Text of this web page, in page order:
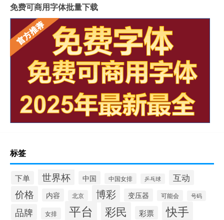
免费可商用字体批量下载
标签
下单 世界杯 中国 中国女排 乒乓球 互动
价格 内容 北京 博彩 变压器 可能会 号码
品牌 女排 平台 彩民 彩票 快手